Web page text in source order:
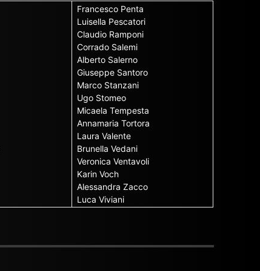
Francesco Penta
Luisella Pescatori
Claudio Ramponi
Corrado Salemi
Alberto Salerno
Giuseppe Santoro
Marco Stanzani
Ugo Stomeo
Micaela Tempesta
Annamaria Tortora
Laura Valente
Brunella Vedani
Veronica Ventavoli
Karin Voch
Alessandra Zacco
Luca Viviani